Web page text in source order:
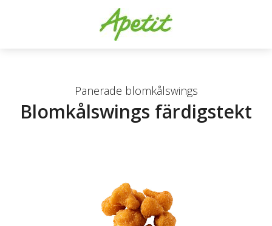
Panerade blomkålswings
Blomkålswings färdigstekt